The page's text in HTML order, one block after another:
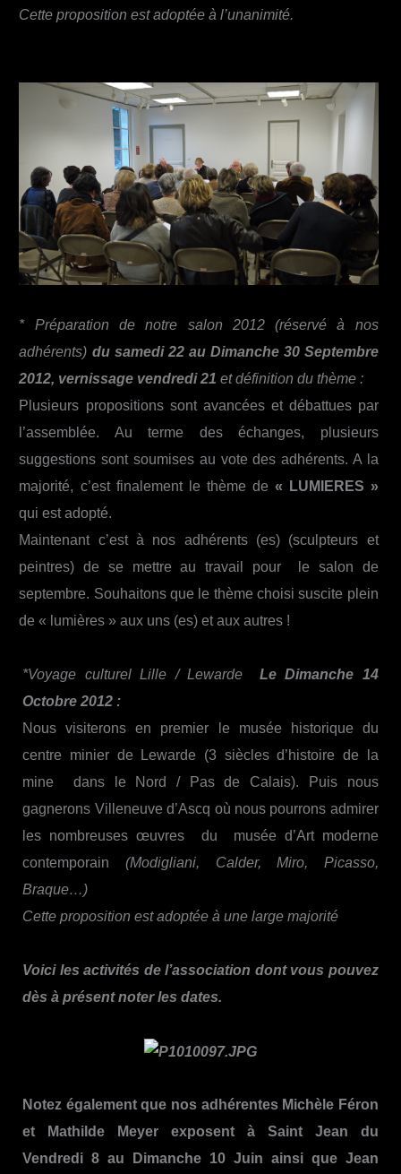
Cette proposition est adoptée à l’unanimité.
* Préparation de notre salon 2012 (réservé à nos
adhérents) du samedi 22 au Dimanche 30 Septembre
2012, vernissage vendredi 21 et définition du thème :
Plusieurs propositions sont avancées et débattues par
l’assemblée. Au terme des échanges, plusieurs
suggestions sont soumises au vote des adhérents. A la
majorité, c’est finalement le thème de « LUMIERES »
qui est adopté.
Maintenant c’est à nos adhérents (es) (sculpteurs et
peintres) de se mettre au travail pour le salon de
septembre. Souhaitons que le thème choisi suscite plein
de « lumières » aux uns (es) et aux autres !
*Voyage culturel Lille / Lewarde Le Dimanche 14
Octobre 2012 :
Nous visiterons en premier le musée historique du
centre minier de Lewarde (3 siècles d’histoire de la
mine dans le Nord / Pas de Calais). Puis nous
gagnerons Villeneuve d’Ascq où nous pourrons admirer
les nombreuses œuvres du musée d’Art moderne
contemporain (Modigliani, Calder, Miro, Picasso,
Braque…)
Cette proposition est adoptée à une large majorité
Voici les activités de l’association dont vous pouvez
dès à présent noter les dates.
Notez également que nos adhérentes Michèle Féron
et Mathilde Meyer exposent à Saint Jean du
Vendredi 8 au Dimanche 10 Juin ainsi que Jean